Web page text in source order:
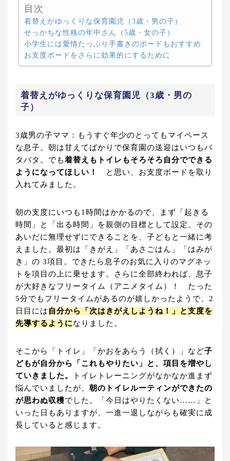
目次
着替えがゆっくりな保育園児（3歳・男の子）
せっかちな性格の年中さん（5歳・女の子）
小学生には愛情たっぷり手書きのボードもおすすめ
お支度ボードをさらに効果的にするために
着替えがゆっくりな保育園児（3歳・男の
子）
3歳男の子ママ ：もうすぐ年少のとってもマイペース
な息子。朝は甘えてばかりで保育園の送迎はいつもバ
タバタ。でも着替えもトイレもそろそろ自分でできる
ようになってほしい！
と思い、お支度ボードを取り
入れてみました。
朝の支度にいつも1時間はかかるので、まず「起きる
時間」と「出る時間」を親側の目標として設定。その
あいだに無理せずにできることを、子どもと一緒に考
えました。最初は「きがえ」「あさごはん」「はみが
き」の 3項目。できたら息子のお気に入りのマグネッ
トを項目の上に乗せます。さらに全部終われば、息子
が大好きなフリータイム（アニメタイム）！ たった
5分でもフリータイムがあるのが嬉しかったようで、2
日目には 自分から「次はきがえしようね！」と支度を
先導するようになりました。
そこから「トイレ」「かおをあらう（拭く）」など子
どもが自分から「これもやりたい」と、項目を増やし
ていきました。
トイレトレーニングがなかなか進まず
悩んでいましたが、 朝のトイレルーティンができたの
が思わぬ収穫でした。「今日はやりたくない……」と
いった日もありますが、一進一退しながらも確実に成
長していると感じます。